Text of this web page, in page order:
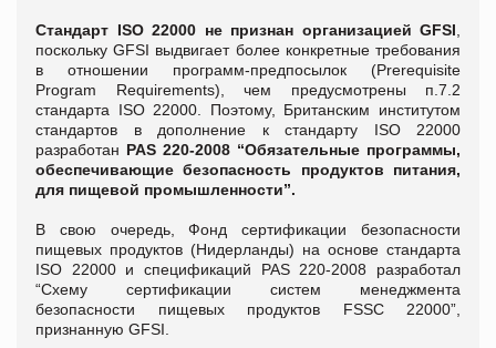
Стандарт ISO 22000 не признан организацией GFSI
поскольку GFSI выдвигает более конкретные требования
в отношении программ-предпосылок (Prerequisite
Program Requirements), чем предусмотрены п.7.2
стандарта ISO 22000. Поэтому, Британским институтом
стандартов в дополнение к стандарту ISO 22000
разработан PAS 220-2008 “Обязательные программы,
обеспечивающие безопасность продуктов питания,
для пищевой промышленности”.
В свою очередь, Фонд сертификации безопасности
пищевых продуктов (Нидерланды) на основе стандарта
ISO 22000 и спецификаций PAS 220-2008 разработал
“Схему сертификации систем менеджмента
безопасности пищевых продуктов FSSC 22000”,
признанную GFSI.